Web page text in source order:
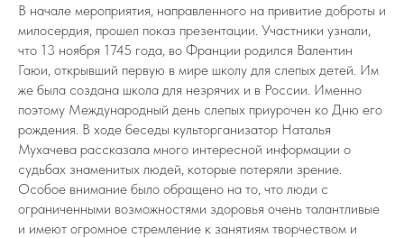
В начале мероприятия, направленного на привитие доброты и
милосердия, прошел показ презентации. Участники узнали,
что 13 ноября 1745 года, во Франции родился Валентин
Гаюи, открывший первую в мире школу для слепых детей. Им
же была создана школа для незрячих и в России. Именно
поэтому Международный день слепых приурочен ко Дню его
рождения. В ходе беседы культорганизатор Наталья
Мухачева рассказала много интересной информации о
судьбах знаменитых людей, которые потеряли зрение.
Особое внимание было обращено на то, что люди с
ограниченными возможностями здоровья очень талантливые
и имеют огромное стремление к занятиям творчеством и